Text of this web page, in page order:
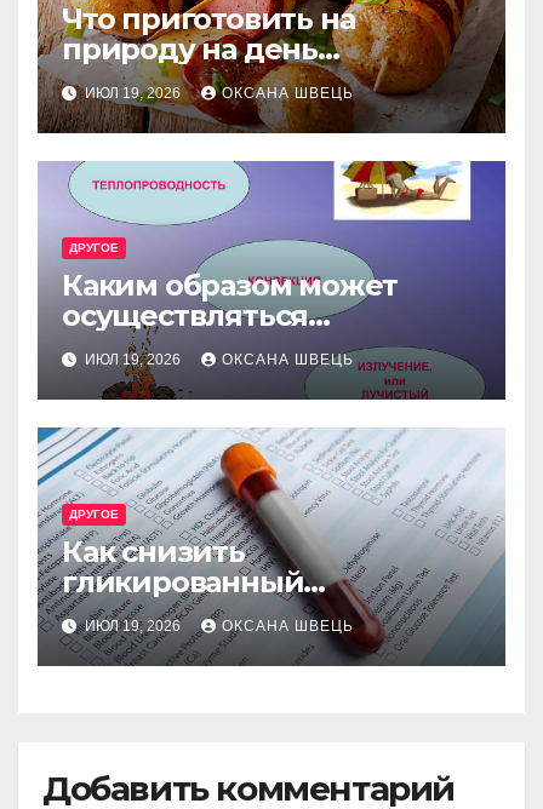
Что приготовить на
природу на день
рождения: лучшие идеи
меню
ИЮЛ 19, 2026 ОКСАНА ШВЕЦЬ
ДРУГОЕ
Каким образом может
осуществляться
теплопередача в
жидкостях и газах
ИЮЛ 19, 2026 ОКСАНА ШВЕЦЬ
ДРУГОЕ
Как снизить
гликированный
гемоглобин безопасно и
эффективно
ИЮЛ 19, 2026 ОКСАНА ШВЕЦЬ
Добавить комментарий